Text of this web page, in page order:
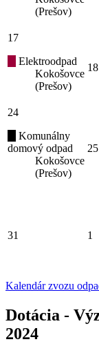
(Prešov)
17
Elektroodpad
Kokošovce
(Prešov)
18
24
Komunálny
domový odpad
Kokošovce
(Prešov)
25
31 1
Kalendár zvozu
Dotácia -
2024